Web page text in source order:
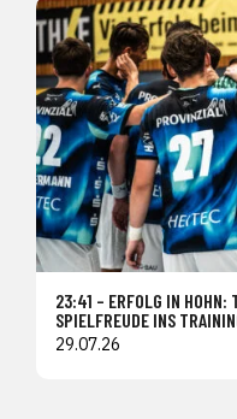
23:41 – ERFOLG IN HOHN:
SPIELFREUDE INS
29.07.26